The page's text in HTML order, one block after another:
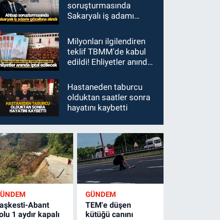
soruşturmasında
Sakaryalı iş adamı
Milyonları ilgilendiren
teklif TBMM'de kabul
edildi! Ehliyetler anında
Hastaneden taburcu
olduktan saatler sonra
hayatını kaybetti
Abant
1 aydır kapalı
GÜNDEM
TEM'e düşen
kütüğü canını